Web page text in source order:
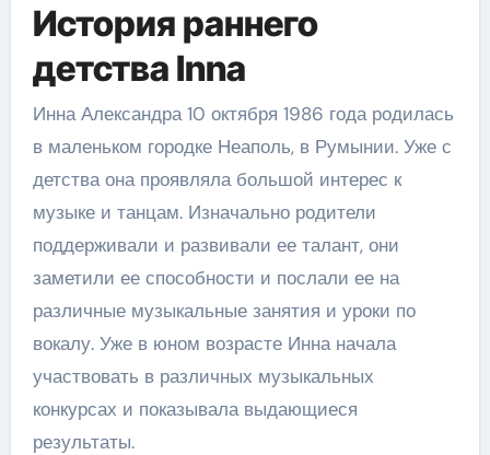
История раннего
детства Inna
Инна Александра 10 октября 1986 года родилась
в маленьком городке Неаполь, в Румынии. Уже с
детства она проявляла большой интерес к
музыке и танцам. Изначально родители
поддерживали и развивали ее талант, они
заметили ее способности и послали ее на
различные музыкальные занятия и уроки по
вокалу. Уже в юном возрасте Инна начала
участвовать в различных музыкальных
конкурсах и показывала выдающиеся
результаты.